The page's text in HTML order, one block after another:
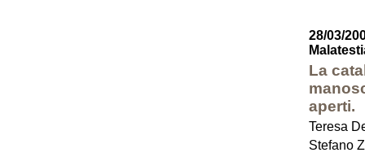
28/03/
La
aperti.
Teresa
Stefano